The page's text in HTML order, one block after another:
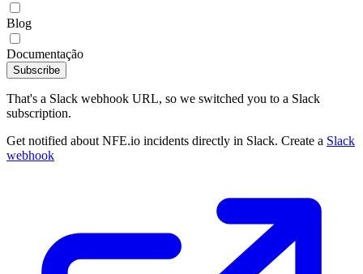
Blog
Documentação
Subscribe
That's a Slack webhook URL, so we switched you to a Slack
subscription.
Get notified about NFE.io incidents directly in Slack. Create a Slack
webhook